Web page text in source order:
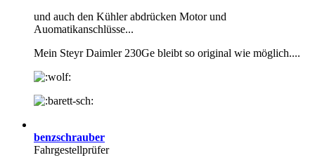
und auch den Kühler abdrücken Motor und
Auomatikanschlüsse...
Mein Steyr Daimler 230Ge bleibt so original wie möglich....
benzschrauber
Fahrgestellprüfer